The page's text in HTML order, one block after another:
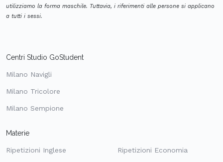
utilizziamo la forma maschile. Tuttavia, i riferimenti alle persone si applicano
a tutti i sessi.
Centri Studio GoStudent
Milano Navigli
Milano Tricolore
Milano Sempione
Materie
Ripetizioni Inglese Ripetizioni Economia